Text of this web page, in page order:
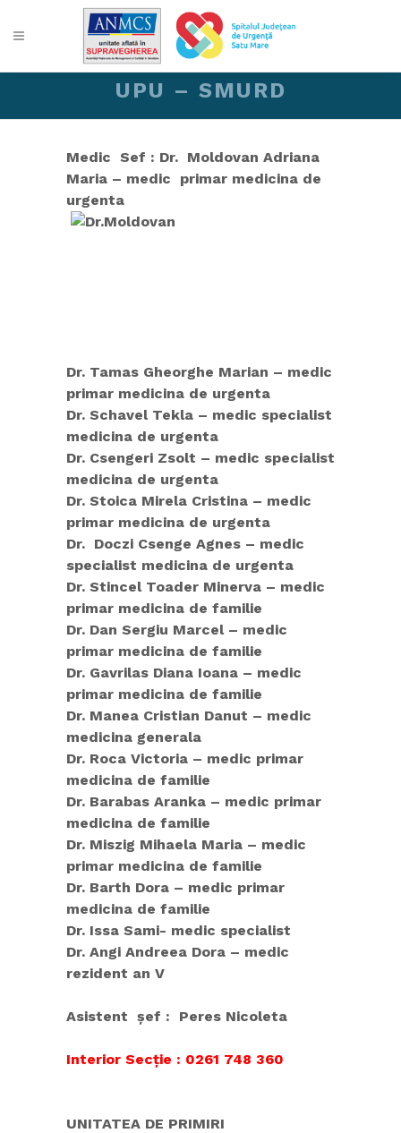
UPU – SMURD
Medic Sef : Dr. Moldovan Adriana
Maria – medic primar medicina de
urgenta
Dr. Tamas Gheorghe Marian – medic
primar medicina de urgenta
Dr. Schavel Tekla – medic specialist
medicina de urgenta
Dr. Csengeri Zsolt – medic specialist
medicina de urgenta
Dr. Stoica Mirela Cristina – medic
primar medicina de urgenta
Dr. Doczi Csenge Agnes – medic
specialist medicina de urgenta
Dr. Stincel Toader Minerva – medic
primar medicina de familie
Dr. Dan Sergiu Marcel – medic
primar medicina de familie
Dr. Gavrilas Diana Ioana – medic
primar medicina de familie
Dr. Manea Cristian Danut – medic
medicina generala
Dr. Roca Victoria – medic primar
medicina de familie
Dr. Barabas Aranka – medic primar
medicina de familie
Dr. Miszig Mihaela Maria – medic
primar medicina de familie
Dr. Barth Dora – medic primar
medicina de familie
Dr. Issa Sami- medic specialist
Dr. Angi Andreea Dora – medic
rezident an V
Asistent șef : Peres Nicoleta
Interior Secție : 0261 748 360
UNITATEA DE PRIMIRI